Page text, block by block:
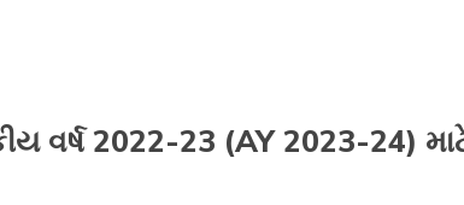
વર્ષ 2022-23 (AY 2023-24)